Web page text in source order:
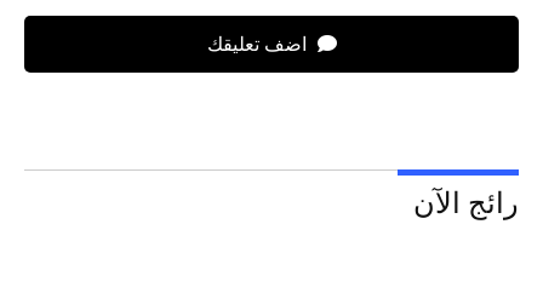
اضف تعليقك
رائج الآن